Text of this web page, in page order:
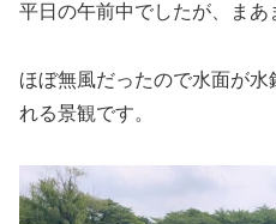
平日の午前中でしたが、まあ
ほぼ無風だったので水面が
れる景観です。